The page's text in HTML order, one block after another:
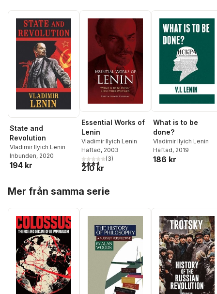
State and
Revolution
Vladimir Ilyich Lenin
Inbunden, 2020
194 kr
Essential Works of
Lenin
Vladimir Ilyich Lenin
Häftad, 2003
3,7utav 5 stjärnor. Totalt antal röster:
(3)
210 kr
What is to be
done?
Vladimir Ilyich Lenin
Häftad, 2019
186 kr
Mer från samma serie